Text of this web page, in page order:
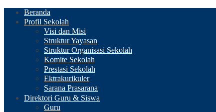
Beranda
Profil Sekolah
Visi dan Misi
Struktur Yayasan
Struktur Organisasi Sekolah
Komite Sekolah
Prestasi Sekolah
Ektrakurikuler
Sarana Prasarana
Direktori Guru & Siswa
Guru